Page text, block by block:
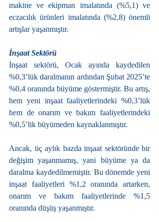
makine ve ekipman imalatında (%5,1) ve
eczacılık ürünleri imalatında (%2,8) önemli
artışlar yaşanmıştır.
İnşaat Sektörü
İnşaat sektörü, Ocak ayında kaydedilen
%0,3’lük daralmanın ardından Şubat 2025’te
%0,4 oranında büyüme göstermiştir. Bu artış,
hem yeni inşaat faaliyetlerindeki %0,3’lük
hem de onarım ve bakım faaliyetlerindeki
%0,5’lik büyümeden kaynaklanmıştır.
Ancak, üç aylık bazda inşaat sektöründe bir
değişim yaşanmamış, yani büyüme ya da
daralma kaydedilmemiştir. Bu dönemde yeni
inşaat faaliyetleri %1,2 oranında artarken,
onarım ve bakım faaliyetlerinde %1,5
oranında düşüş yaşanmıştır.